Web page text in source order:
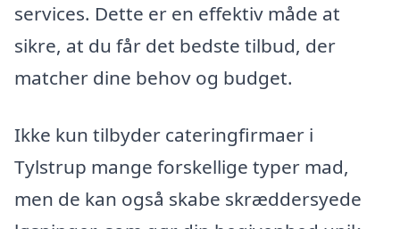
services. Dette er en effektiv måde at
sikre, at du får det bedste tilbud, der
matcher dine behov og budget.
Ikke kun tilbyder cateringfirmaer i
Tylstrup mange forskellige typer mad,
men de kan også skabe skræddersyede